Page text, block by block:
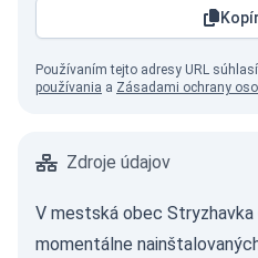
Používaním tejto adresy URL
používania a Zásadami ochrany
Zdroje údajov
V mestská obec
momentálne